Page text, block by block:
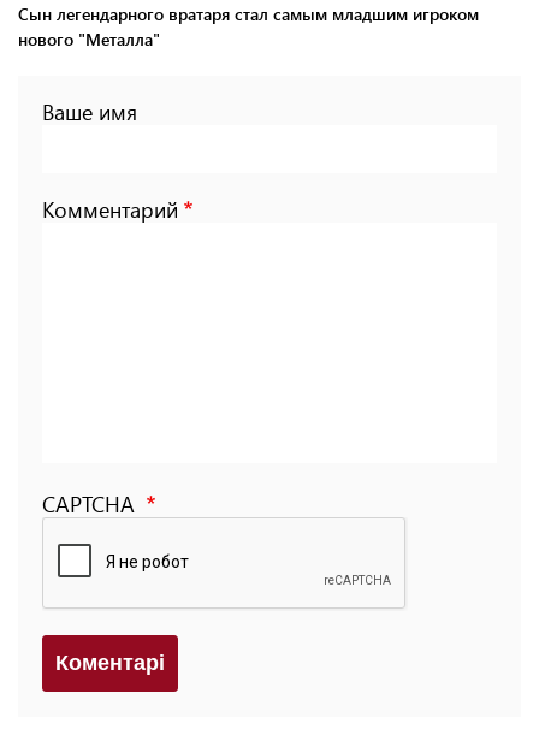
Сын легендарного вратаря стал самым младшим игроком
нового "Металла"
Ваше имя
Комментарий
CAPTCHA
Коментарi